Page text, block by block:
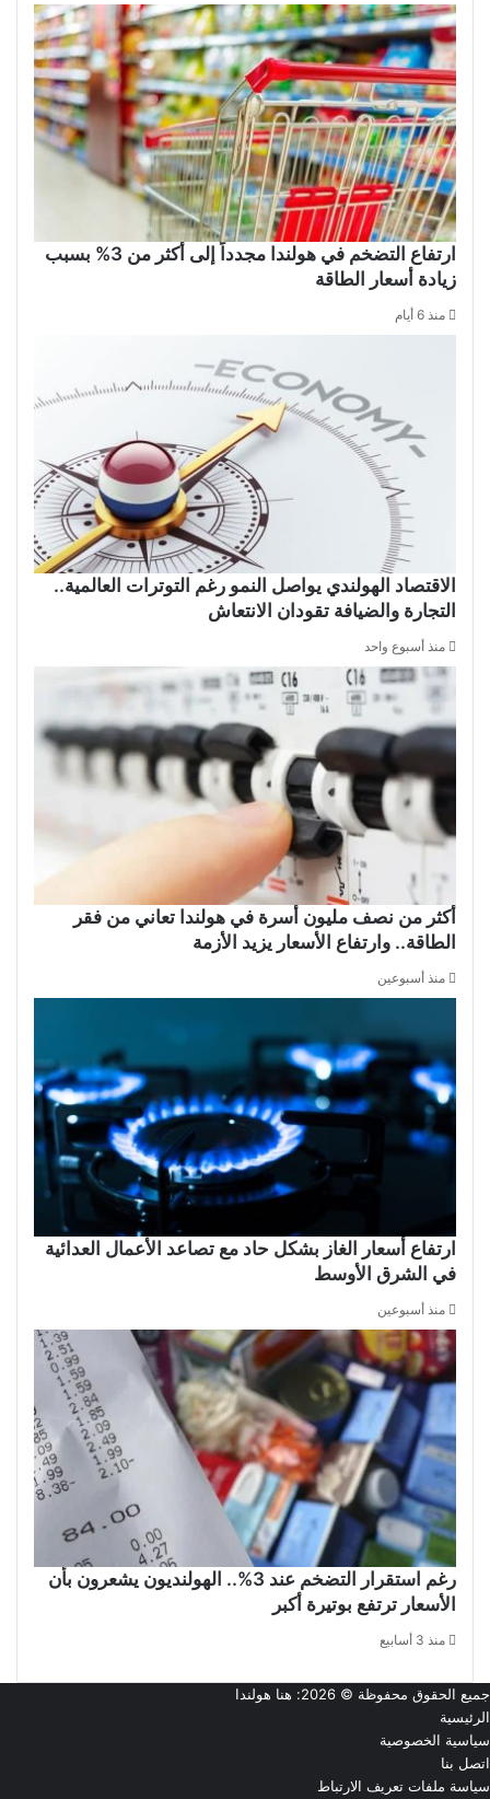
ارتفاع التضخم في هولندا مجدداً إلى أكثر من 3% بسبب
زيادة أسعار الطاقة
منذ 6 أيام
الاقتصاد الهولندي يواصل النمو رغم التوترات العالمية..
التجارة والضيافة تقودان الانتعاش
منذ أسبوع واحد
أكثر من نصف مليون أسرة في هولندا تعاني من فقر
الطاقة.. وارتفاع الأسعار يزيد الأزمة
منذ أسبوعين
ارتفاع أسعار الغاز بشكل حاد مع تصاعد الأعمال العدائية
في الشرق الأوسط
منذ أسبوعين
رغم استقرار التضخم عند 3%.. الهولنديون يشعرون بأن
الأسعار ترتفع بوتيرة أكبر
منذ 3 أسابيع
جميع الحقوق محفوظة © 2026:
هنا هولندا
الرئيسية
سياسية الخصوصية
اتصل بنا
سياسة ملفات تعريف الارتباط